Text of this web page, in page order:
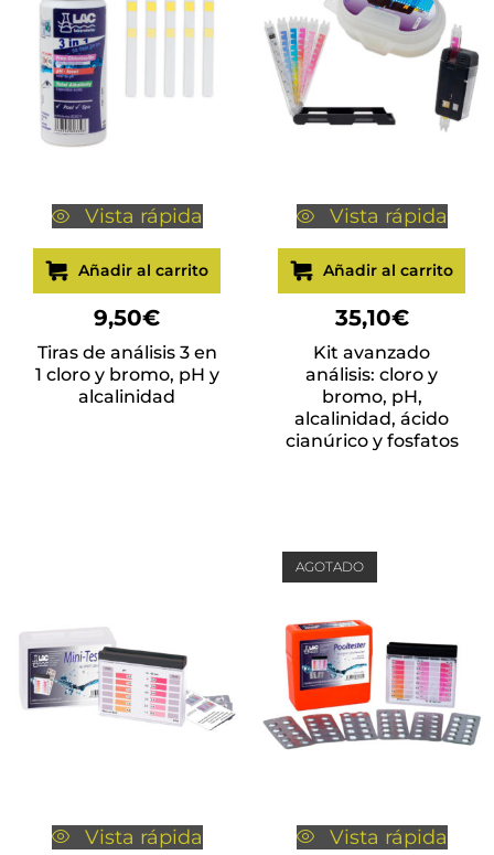
Vista rápida
Añadir al carrito
9,50€
Tiras de análisis 3 en
1 cloro y bromo, pH y
alcalinidad
Vista rápida
Añadir al carrito
35,10€
Kit avanzado
análisis: cloro y
bromo, pH,
alcalinidad, ácido
cianúrico y fosfatos
Vista rápida
AGOTADO
Vista rápida